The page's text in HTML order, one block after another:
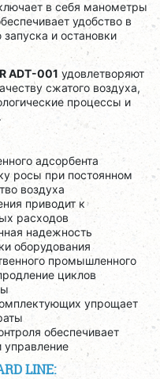
в себя манометры
удобство в
и остановки
ADT-001 удовлетворяют
сжатого воздуха,
процессы и
адсорбента
росы при постоянном
воздуха
приводит к
расходов
надежность
оборудования
промышленного
циклов
упрощает
обеспечивает
управление
LINE: